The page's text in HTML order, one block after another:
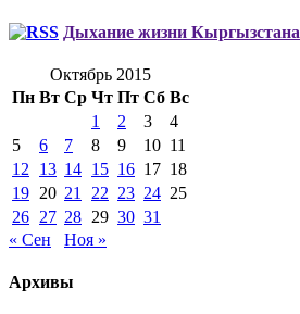
Дыхание жизни Кыргызстана
Октябрь 2015
Пн Вт Ср Чт Пт Сб Вс
1
2 3
4
5
6 7 8 9 10 11
12
13 14 15 16 17 18
19 20 21 22 23 24 25
26 27 28 29 30 31
« Сен
Ноя »
Архивы